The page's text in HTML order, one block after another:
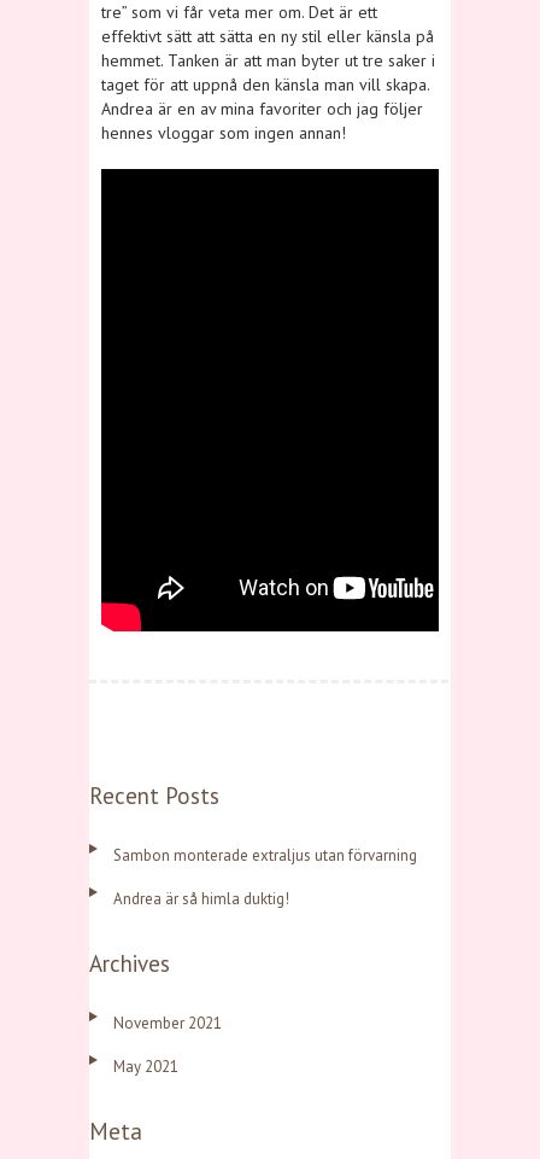
tre” som vi får veta mer om. Det är ett
effektivt sätt att sätta en ny stil eller känsla på
hemmet. Tanken är att man byter ut tre saker i
taget för att uppnå den känsla man vill skapa.
Andrea är en av mina favoriter och jag följer
hennes vloggar som ingen annan!
Recent Posts
Sambon monterade extraljus utan förvarning
Andrea är så himla duktig!
Archives
November 2021
May 2021
Meta